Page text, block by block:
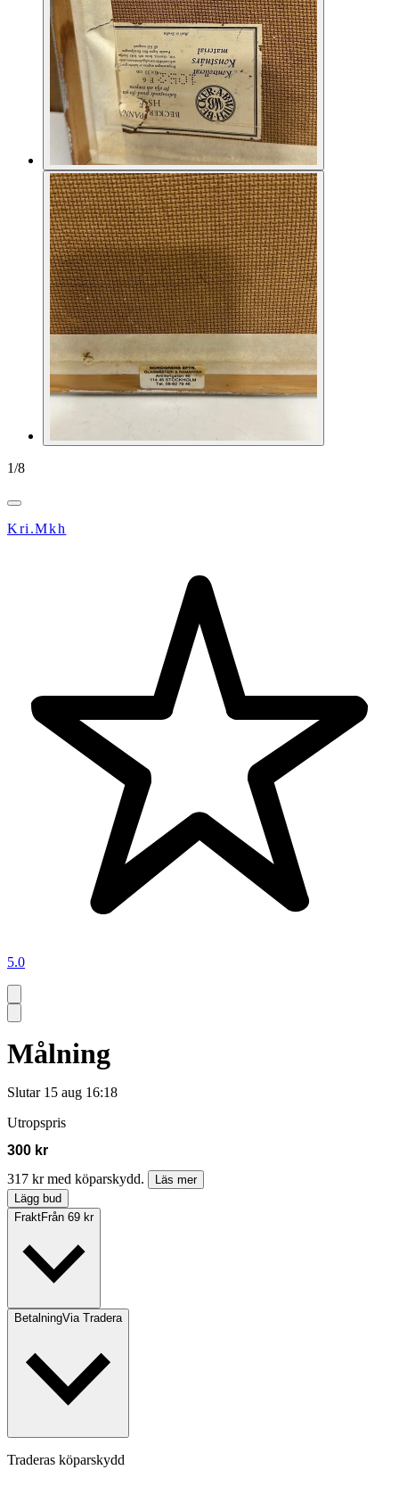
1/8
Kri.Mkh
5.0
Målning
Slutar 15 aug 16:18
Utropspris
300 kr
317 kr med köparskydd.
Läs mer
Lägg bud
FraktFrån 69 kr
BetalningVia Tradera
Traderas köparskydd